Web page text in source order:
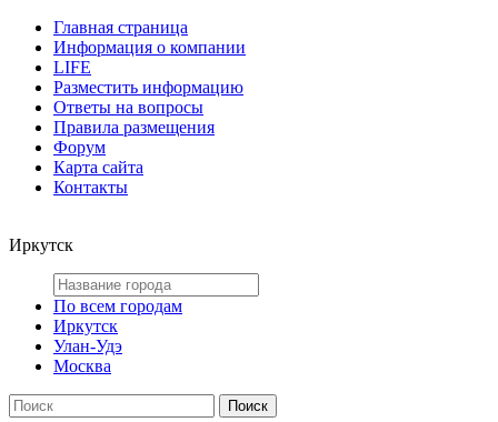
Главная страница
Информация о компании
LIFE
Разместить информацию
Ответы на вопросы
Правила размещения
Форум
Карта сайта
Контакты
Иркутск
По всем городам
Иркутск
Улан-Удэ
Москва